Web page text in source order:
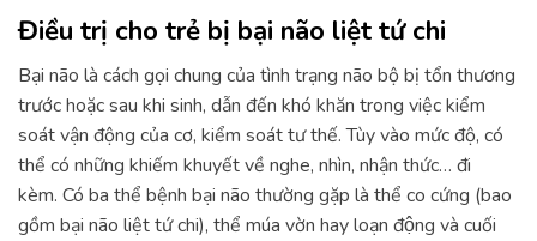
Điều trị cho trẻ bị bại não liệt tứ chi
Bại não là cách gọi chung của tình trạng não bộ bị tổn thương
trước hoặc sau khi sinh, dẫn đến khó khăn trong việc kiểm
soát vận động của cơ, kiểm soát tư thế. Tùy vào mức độ, có
thể có những khiếm khuyết về nghe, nhìn, nhận thức… đi
kèm. Có ba thể bệnh bại não thường gặp là thể co cứng (bao
gồm bại não liệt tứ chi), thể múa vờn hay loạn động và cuối